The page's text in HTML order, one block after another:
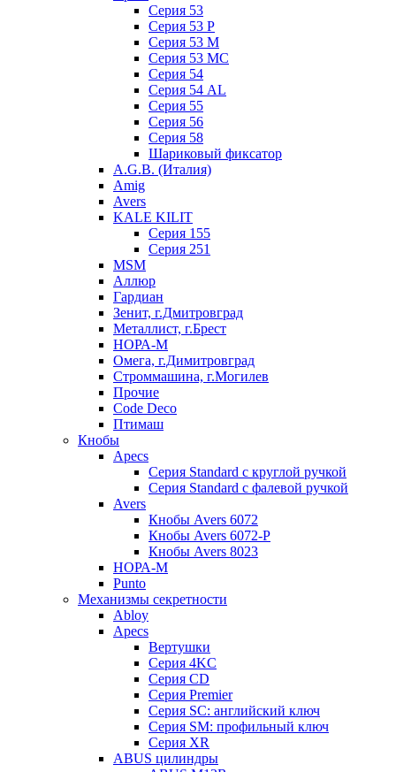
Серия 53
Серия 53 P
Серия 53 М
Серия 53 МC
Серия 54
Серия 54 AL
Серия 55
Серия 56
Серия 58
Шариковый фиксатор
A.G.B. (Италия)
Amig
Avers
KALE KILIT
Серия 155
Серия 251
MSM
Аллюр
Гардиан
Зенит, г.Дмитровград
Металлист, г.Брест
НОРА-М
Омега, г.Димитровград
Строммашина, г.Могилев
Прочие
Code Deco
Птимаш
Кнобы
Apecs
Серия Standard с круглой ручкой
Серия Standard с фалевой ручкой
Avers
Кнобы Avers 6072
Кнобы Avers 6072-P
Кнобы Avers 8023
НОРА-М
Punto
Механизмы секретности
Abloy
Apecs
Вертушки
Серия 4KC
Серия CD
Серия Premier
Серия SC: английский ключ
Серия SM: профильный ключ
Серия XR
ABUS цилиндры